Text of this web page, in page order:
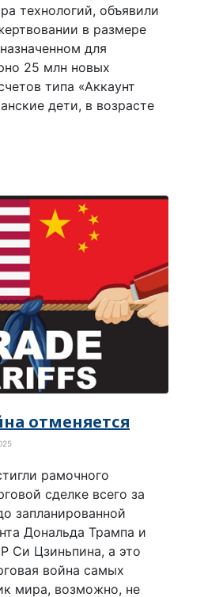
технологий, объявили
в размере
для
25 млн новых
типа «Аккаунт
дети, в возрасте
отменяется
рамочного
сделке всего за
запланированной
Дональда Трампа и
Си Цзиньпина, а это
война самых
мира, возможно, не